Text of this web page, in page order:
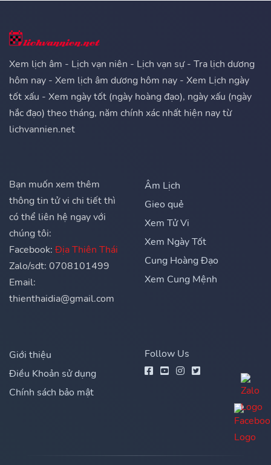
Xem lịch âm - Lịch vạn niên - Lịch vạn sự - Tra lịch dương
hôm nay - Xem lịch âm dương hôm nay - Xem Lịch ngày
tốt xấu - Xem ngày tốt (ngày hoàng đạo), ngày xấu (ngày
hắc đạo) theo tháng, năm chính xác nhất hiện nay từ
lichvannien.net
Bạn muốn xem thêm
thông tin tử vi chi tiết thì
có thể liên hệ ngay với
chúng tôi:
Facebook: Địa Thiên Thái
Zalo/sdt: 0708101499
Email:
thienthaidia@gmail.com
Âm Lịch
Gieo quẻ
Xem Tử Vi
Xem Ngày Tốt
Cung Hoàng Đạo
Xem Cung Mệnh
Giới thiệu
Điều Khoản sử dụng
Chính sách bảo mật
Follow Us